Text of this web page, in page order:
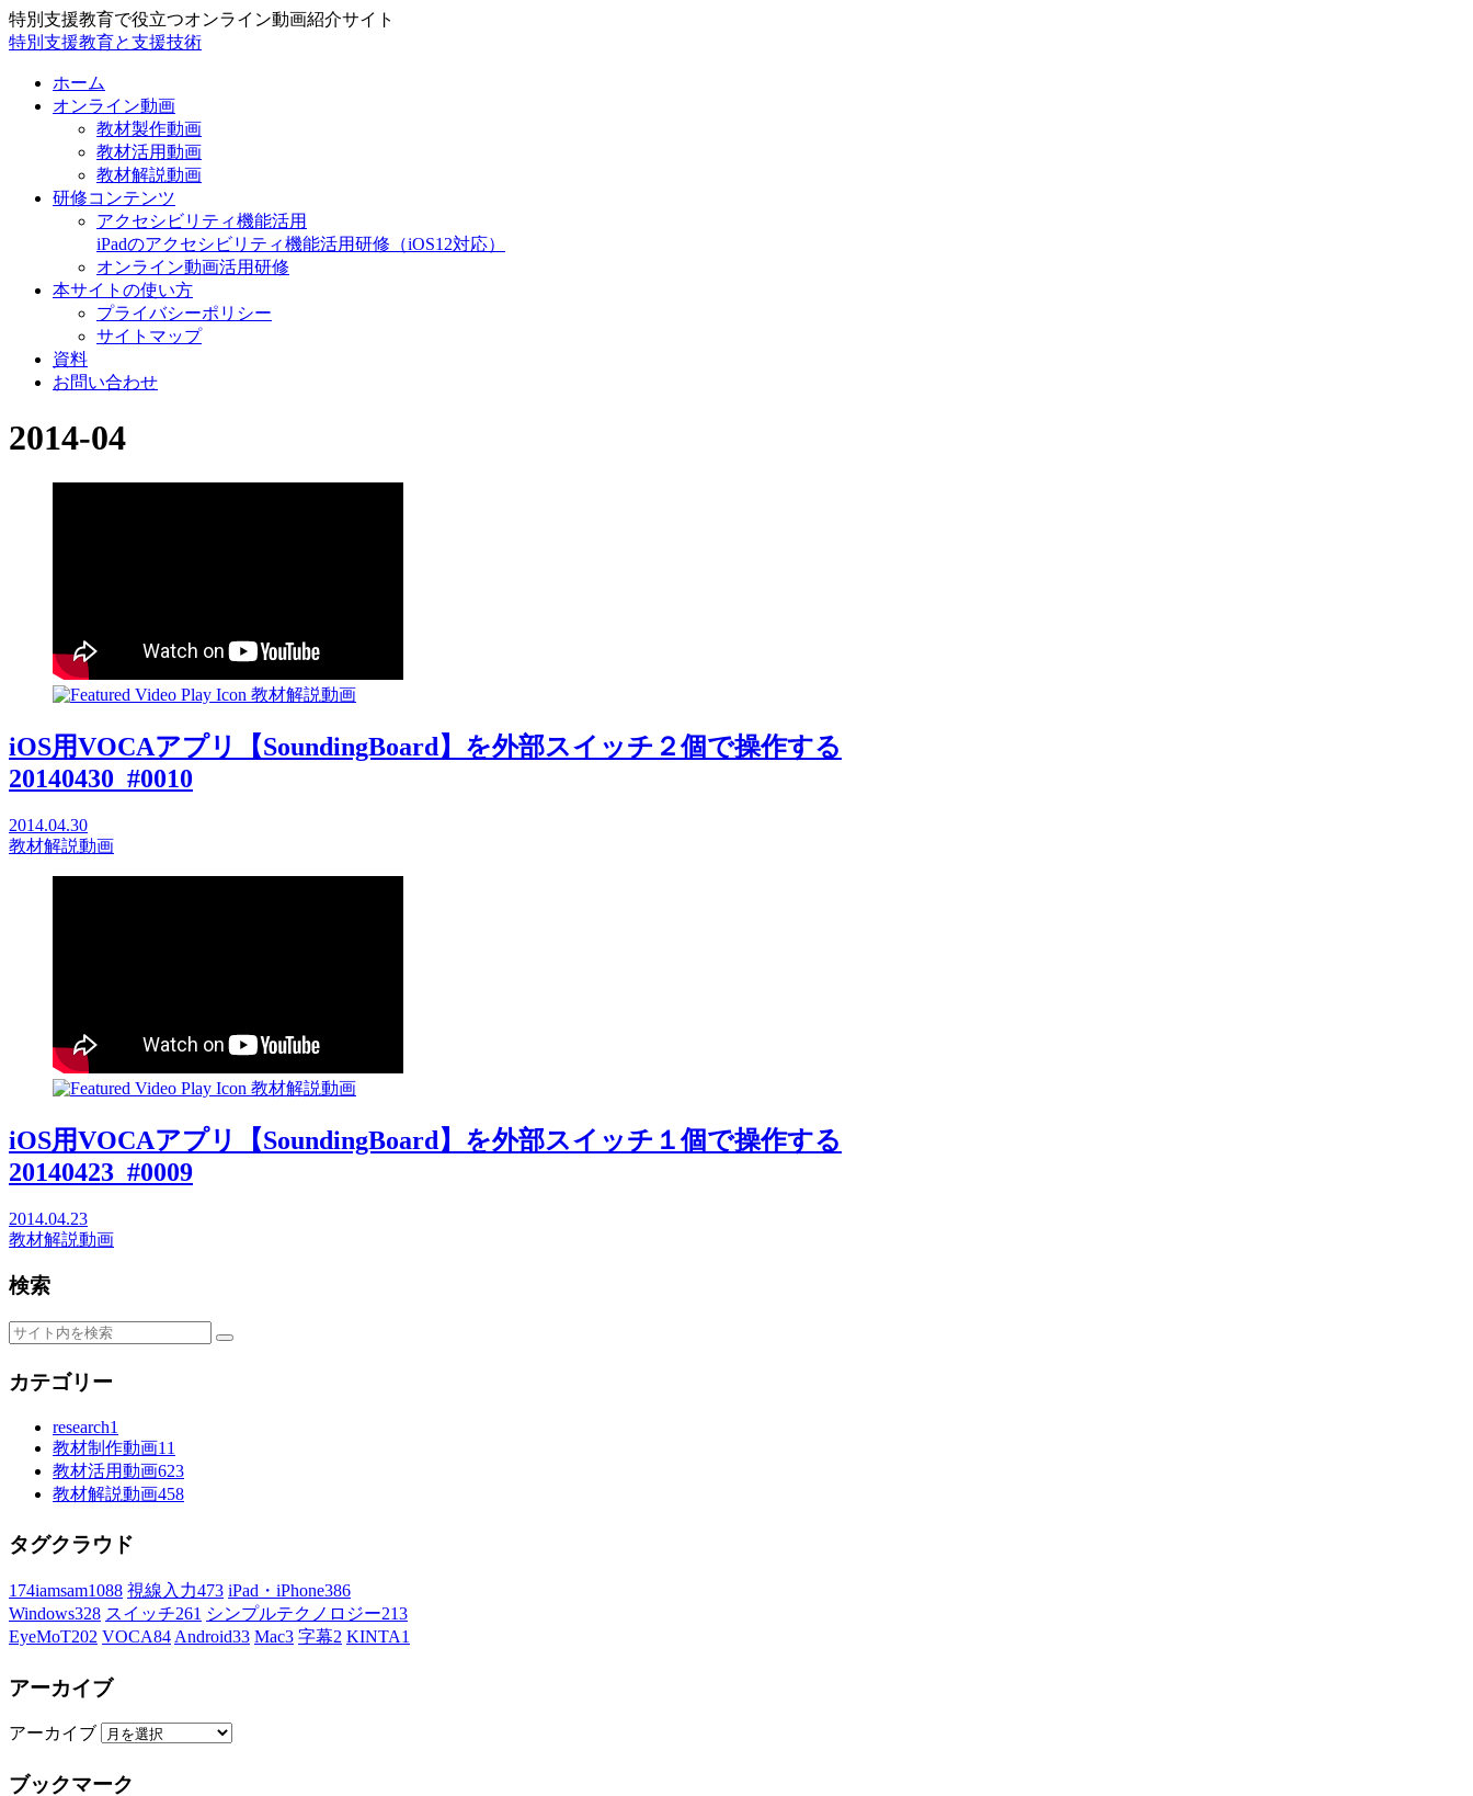
特別支援教育で役立つオンライン動画紹介サイト
特別支援教育と支援技術
ホーム
オンライン動画
教材製作動画
教材活用動画
教材解説動画
研修コンテンツ
アクセシビリティ機能活用
iPadのアクセシビリティ機能活用研修（iOS12対応）
オンライン動画活用研修
本サイトの使い方
プライバシーポリシー
サイトマップ
資料
お問い合わせ
2014-04
教材解説動画
iOS用VOCAアプリ【SoundingBoard】を外部スイッチ２個で操作する
20140430_#0010
2014.04.30
教材解説動画
教材解説動画
iOS用VOCAアプリ【SoundingBoard】を外部スイッチ１個で操作する
20140423_#0009
2014.04.23
教材解説動画
検索
カテゴリー
research1
教材制作動画11
教材活用動画623
教材解説動画458
タグクラウド
174iamsam1088 視線入力473 iPad・iPhone386
Windows328 スイッチ261 シンプルテクノロジー213
EyeMoT202 VOCA84 Android33 Mac3 字幕2 KINTA1
アーカイブ
アーカイブ
ブックマーク